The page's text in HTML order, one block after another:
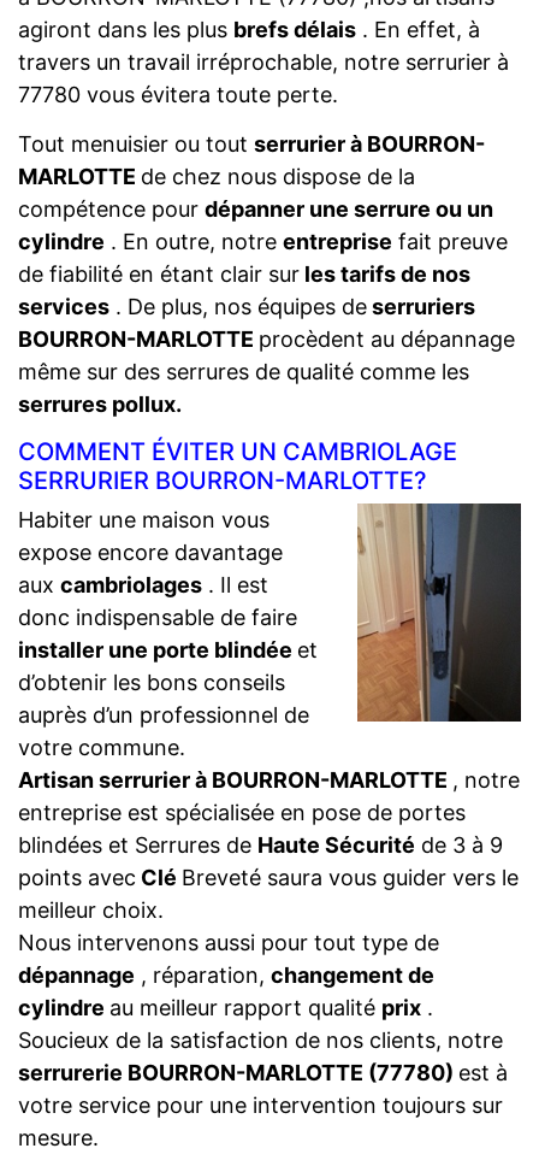
agiront dans les plus brefs délais . En effet, à
travers un travail irréprochable, notre serrurier à
77780 vous évitera toute perte.
Tout menuisier ou tout serrurier à BOURRON-
MARLOTTE de chez nous dispose de la
compétence pour dépanner une serrure ou un
cylindre . En outre, notre entreprise fait preuve
de fiabilité en étant clair sur les tarifs de nos
services . De plus, nos équipes deserruriers
BOURRON-MARLOTTE procèdent au dépannage
même sur des serrures de qualité comme les
serrures pollux.
COMMENT ÉVITER UN CAMBRIOLAGE
SERRURIER BOURRON-MARLOTTE?
Habiter une maison vous
expose encore davantage
aux cambriolages . Il est
donc indispensable de faire
installer une porte blindée et
d’obtenir les bons conseils
auprès d’un professionnel de
votre commune.
Artisan serrurier à BOURRON-MARLOTTE , notre
entreprise est spécialisée en pose de portes
blindées et Serrures de Haute Sécurité de 3 à 9
points avec Clé Breveté saura vous guider vers le
meilleur choix.
Nous intervenons aussi pour tout type de
dépannage , réparation, changement de
cylindre au meilleur rapport qualité prix .
Soucieux de la satisfaction de nos clients, notre
serrurerie BOURRON-MARLOTTE (77780) est à
votre service pour une intervention toujours sur
mesure.